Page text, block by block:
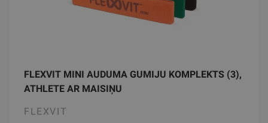
FLEXVIT MINI AUDUMA GUMIJU KOMPLEKTS (3),
ATHLETE AR MAISIŅU
FLEXVIT